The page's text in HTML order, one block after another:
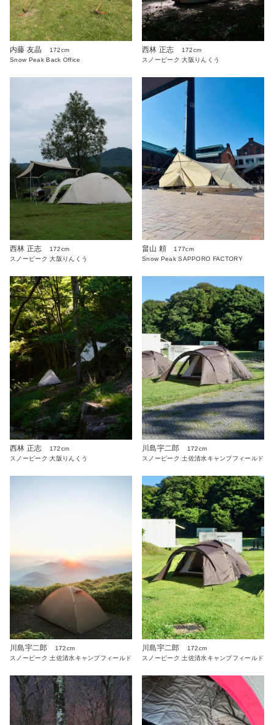
内藤 友晶
172cm
Snow Peak Back Office
西林 正志
172cm
スノーピーク 大阪りんくう
西林 正志
172cm
スノーピーク 大阪りんくう
畠山 頼
177cm
Snow Peak SAPPORO FACTORY
西林 正志
172cm
スノーピーク 大阪りんくう
川島宇二郎
172cm
スノーピーク 土佐清水キャンプフィールド
川島宇二郎
172cm
スノーピーク 土佐清水キャンプフィールド
川島宇二郎
172cm
スノーピーク 土佐清水キャンプフィールド